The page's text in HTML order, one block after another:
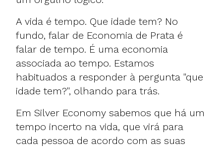
A vida é tempo. Que idade tem? No
fundo, falar de Economia de Prata é
falar de tempo. É uma economia
associada ao tempo. Estamos
habituados a responder à pergunta "que
idade tem?", olhando para trás.
Em Silver Economy sabemos que há um
tempo incerto na vida, que virá para
cada pessoa de acordo com as suas